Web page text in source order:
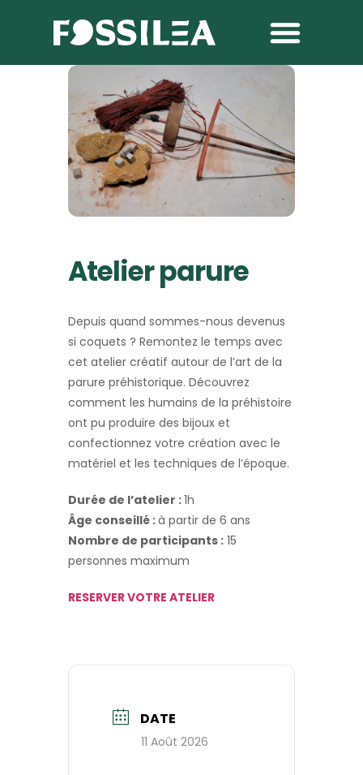
Atelier parure
Depuis quand sommes-nous devenus
si coquets ? Remontez le temps avec
cet atelier créatif autour de l’art de la
parure préhistorique. Découvrez
comment les humains de la préhistoire
ont pu produire des bijoux et
confectionnez votre création avec le
matériel et les techniques de l’époque.
Durée de l’atelier :1h
Âge conseillé :à partir de 6 ans
Nombre de participants : 15
personnes maximum
RESERVER VOTRE ATELIER
DATE
11 Août 2026